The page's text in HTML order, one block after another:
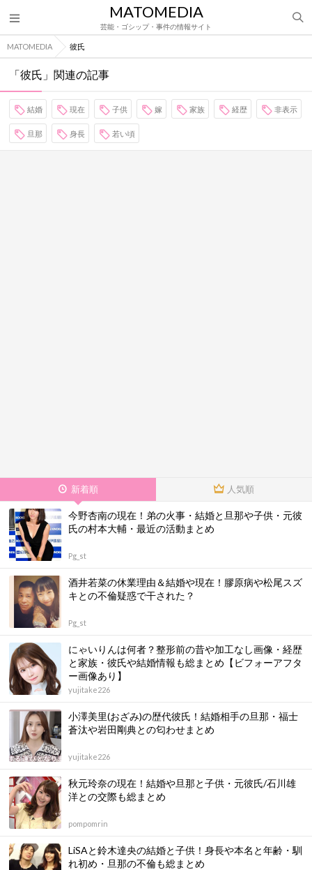
MATOMEDIA
芸能・ゴシップ・事件の情報サイト
MATOMEDIA 彼氏
「彼氏」関連の記事
結婚 現在 子供 嫁 家族 経歴 非表示
旦那 身長 若い頃
新着順 人気順
今野杏南の現在！弟の火事・結婚と旦那や子供・元彼
氏の村本大輔・最近の活動まとめ
Pg_st
酒井若菜の休業理由＆結婚や現在！膠原病や松尾スズ
キとの不倫疑惑で干された？
Pg_st
にゃいりんは何者？整形前の昔や加工なし画像・経歴
と家族・彼氏や結婚情報も総まとめ【ビフォーアフタ
ー画像あり】
yujitake226
小澤美里(おざみ)の歴代彼氏！結婚相手の旦那・福士
蒼汰や岩田剛典との匂わせまとめ
yujitake226
秋元玲奈の現在！結婚や旦那と子供・元彼氏/石川雄
洋との交際も総まとめ
pompomrin
LiSAと鈴木達央の結婚と子供！身長や本名と年齢・馴
れ初め・旦那の不倫も総まとめ